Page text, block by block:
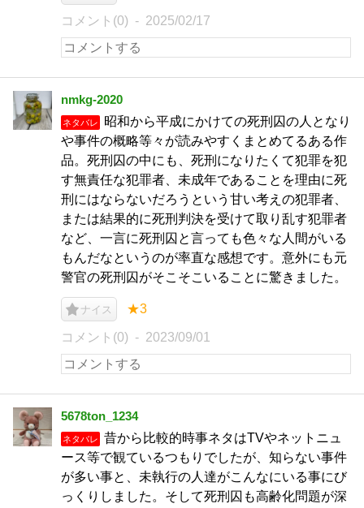
コメント(0) 2025/02/17
nmkg-2020
ネタバレ
昭和から平成にかけての死刑囚の人となり
や事件の概略等々が読みやすくまとめてるある作
品。死刑囚の中にも、死刑になりたくて犯罪を犯
す無責任な犯罪者、未成年であることを理由に死
刑にはならないだろうという甘い考えの犯罪者、
または結果的に死刑判決を受けて取り乱す犯罪者
など、一言に死刑囚と言っても色々な人間がいる
もんだなというのが率直な感想です。意外にも元
警官の死刑囚がそこそこいることに驚きました。
ナイス ★3
コメント(0) 2023/09/01
5678ton_1234
ネタバレ
昔から比較的時事ネタはTVやネットニュ
ース等で観ているつもりでしたが、知らない事件
が多い事と、未執行の人達がこんなにいる事にび
っくりしました。そして死刑囚も高齢化問題が深